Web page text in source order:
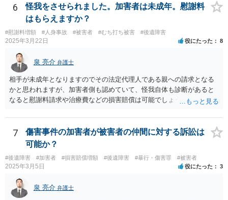
十分に打ち合わせをすることが重要だと思います。
6
怪我をさせられました。加害者は未成年。慰謝料
はもらえますか？
#慰謝料増額 #人身事故 #被害者 #むち打ち被害 #後遺障害
2025年3月22日 役にたった 8
泉 亮介 弁護士
相手が未成年となりますのでその法定代理人である親への請求となる
かと思われますが、加害者側も認めていて、怪我自体も診断があると
なると慰謝料請求や治療費などの損害賠償は可能でしょう。 整骨院へ
い場合が多いです。 また、保険会社から提案される金額は低めに出さ
れることも多いため、その交渉のために弁護士を入れるということも
考えられるかと思われます。
7
傷害事件の加害者が被害者の仲間に対する訴訟は
可能か？
#後遺障害 #加害者 #損害賠償増額 #後遺障害 #暴行・傷害罪 #被害者
2025年3月5日 役にたった 3
泉 亮介 弁護士